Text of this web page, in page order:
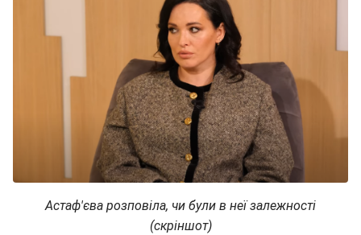
Астаф'єва розповіла, чи були в неї залежності
(скріншот)